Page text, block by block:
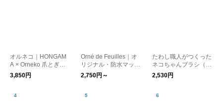
オルネコ｜HONGAM
A × Orneko 爪とぎネ
コハウス
3,850円
Orné de Feuilles｜オ
リジナル・防水マット
／チェック
2,750円～
たわし職人がつくった
ネコちゃんブラシ（猫
用たわし）／北山正積
商店
2,530円